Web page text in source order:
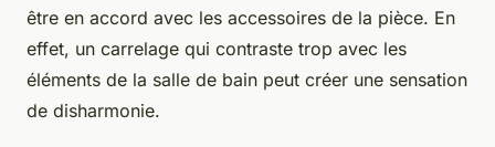
être en accord avec les accessoires de la pièce. En
effet, un carrelage qui contraste trop avec les
éléments de la salle de bain peut créer une sensation
de disharmonie.